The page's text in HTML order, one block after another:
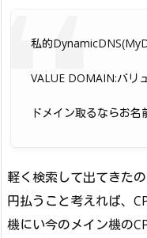
私的
VALUE DOMAIN:バリ
ドメイン取るならお名
軽く検索して出てきた
円払うこと考えれば、
機にい今のメイン機の